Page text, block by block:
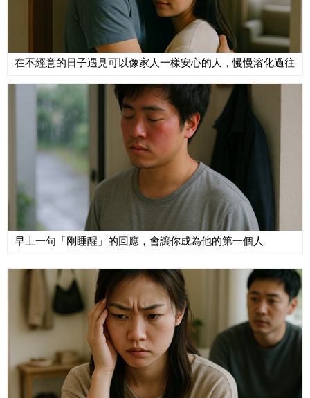
在不經意的日子遇見可以像家人一樣安心的人，慢慢溶化過往
早上一句「刚睡醒」的回應，會讓你成為他的第一個人